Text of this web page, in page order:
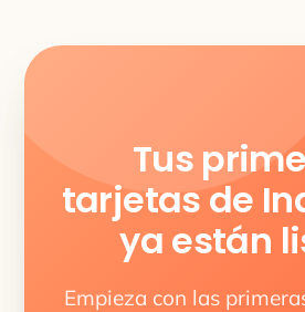
Tus
tarjetas de
ya están
Empieza con las